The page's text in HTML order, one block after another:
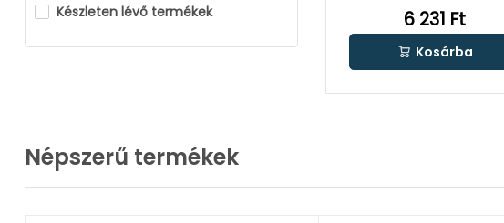
Készleten lévő termékek 6 231 Ft
Kosárba
Népszerű termékek